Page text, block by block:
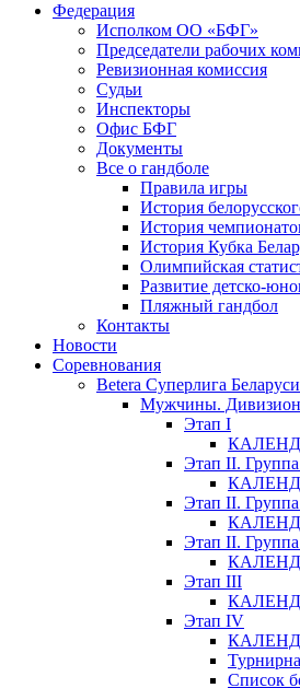
Федерация
Исполком ОО «БФГ»
Председатели рабочих
Ревизионная комиссия
Судьи
Инспекторы
Офис БФГ
Документы
Все о гандболе
Правила игры
История
История
История Кубка
Олимпийская
Развитие детско-
Пляжный гандбол
Контакты
Новости
Соревнования
Betera Суперлига
Мужчины. Дивизион
Этап I
Этап II.
Этап II.
Этап II.
Этап III
Этап IV
Список